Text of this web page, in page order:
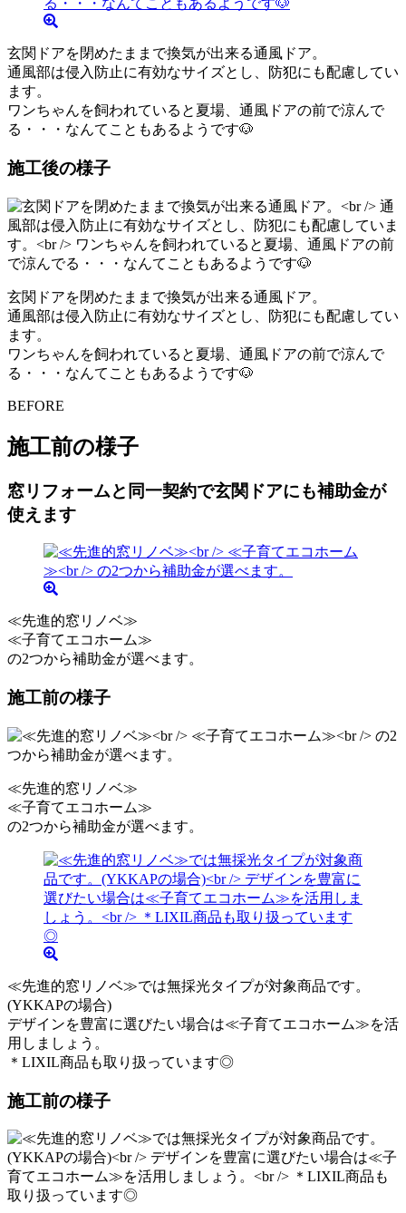
玄関ドアを閉めたままで換気が出来る通風ドア。
通風部は侵入防止に有効なサイズとし、防犯にも配慮してい
ます。
ワンちゃんを飼われていると夏場、通風ドアの前で涼んで
る・・・なんてこともあるようです🐶
施工後の様子
玄関ドアを閉めたままで換気が出来る通風ドア。
通風部は侵入防止に有効なサイズとし、防犯にも配慮してい
ます。
ワンちゃんを飼われていると夏場、通風ドアの前で涼んで
る・・・なんてこともあるようです🐶
BEFORE
施工前の様子
窓リフォームと同一契約で玄関ドアにも補助金が
使えます
≪先進的窓リノベ≫
≪子育てエコホーム≫
の2つから補助金が選べます。
施工前の様子
≪先進的窓リノベ≫
≪子育てエコホーム≫
の2つから補助金が選べます。
≪先進的窓リノベ≫では無採光タイプが対象商品です。
(YKKAPの場合)
デザインを豊富に選びたい場合は≪子育てエコホーム≫を活
用しましょう。
＊LIXIL商品も取り扱っています◎
施工前の様子